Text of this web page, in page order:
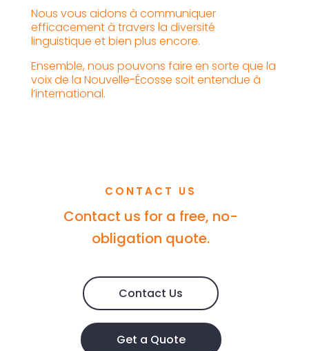
Nous vous aidons à communiquer
efficacement à travers la diversité
linguistique et bien plus encore.
Ensemble, nous pouvons faire en sorte que la
voix de la Nouvelle-Écosse soit entendue à
l’international.
CONTACT US
Contact us for a free, no-
obligation quote.
Contact Us
Get a Quote